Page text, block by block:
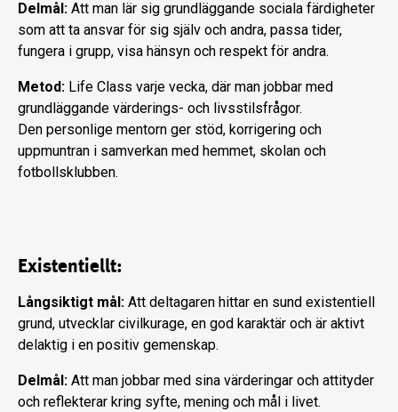
Delmål: Att man lär sig grundläggande sociala färdigheter
som att ta ansvar för sig själv och andra, passa tider,
fungera i grupp, visa hänsyn och respekt för andra.
Metod: Life Class varje vecka, där man jobbar med
grundläggande värderings- och livsstilsfrågor.
Den personlige mentorn ger stöd, korrigering och
uppmuntran i samverkan med hemmet, skolan och
fotbollsklubben.
Existentiellt:
Långsiktigt mål: Att deltagaren hittar en sund existentiell
grund, utvecklar civilkurage, en god karaktär och är aktivt
delaktig i en positiv gemenskap.
Delmål: Att man jobbar med sina värderingar och attityder
och reflekterar kring syfte, mening och mål i livet.